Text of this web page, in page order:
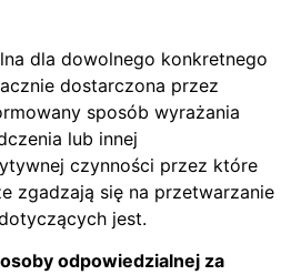
dla dowolnego konkretnego
dostarczona przez
sposób wyrażania
lub innej
czynności przez które
zgadzają się na przetwarzanie
jest.
odpowiedzialnej za